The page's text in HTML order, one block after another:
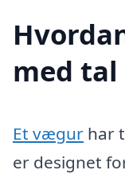
med tal
Et vægur har
er designet